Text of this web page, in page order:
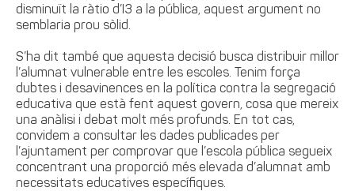
disminuït la ràtio d’I3 a la pública, aquest argument no
semblaria prou sòlid.
S’ha dit també que aquesta decisió busca distribuir millor
l’alumnat vulnerable entre les escoles. Tenim força
dubtes i desavinences en la política contra la segregació
educativa que està fent aquest govern, cosa que mereix
una anàlisi i debat molt més profunds. En tot cas,
convidem a consultar les dades publicades per
l’ajuntament per comprovar que l’escola pública segueix
concentrant una proporció més elevada d’alumnat amb
necessitats educatives específiques.